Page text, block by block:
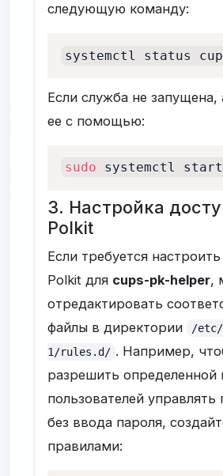
следующую команду:
systemctl status
Если служба не запущена,
ее с помощью:
sudo systemctl start
3. Настройка
Polkit
Если требуется
Polkit для cups-pk-helper,
отредактировать
файлы в директории
/
1/rules.d/ . Например,
разрешить определенной
пользователей
без ввода пароля,
правилами: